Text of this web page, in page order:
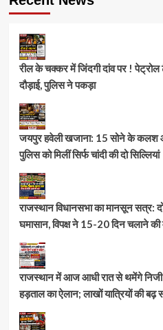
रील के चक्कर में जिंदगी दांव पर !
दौड़ाई, पुलिस ने पकड़ा
जयपुर हवेली खजाना: 15 सोने के कलश
पुलिस को मिलीं सिर्फ चांदी की दो सिल्लियां
राजस्थान विधानसभा का मानसून सत्र:
घमासान, विपक्ष ने 15-20 दिन चलाने की
राजस्थान में आज आधी रात से थमेंगे निजी
हड़ताल का ऐलान; लाखों यात्रियों की बढ़